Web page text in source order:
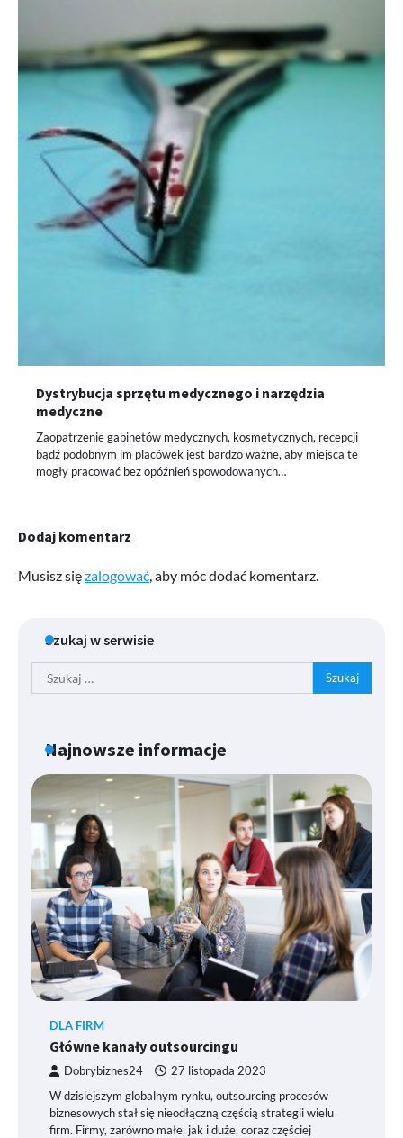
Dystrybucja sprzętu medycznego i narzędzia
medyczne
Zaopatrzenie gabinetów medycznych, kosmetycznych, recepcji
bądź podobnym im placówek jest bardzo ważne, aby miejsca te
mogły pracować bez opóźnień spowodowanych…
Dodaj komentarz
Musisz sięzalogować, aby móc dodać komentarz.
Szukaj w serwisie
Szukaj:
Najnowsze informacje
DLA FIRM
Główne kanały outsourcingu
Dobrybiznes24 27 listopada 2023
W dzisiejszym globalnym rynku, outsourcing procesów
biznesowych stał się nieodłączną częścią strategii wielu
firm. Firmy, zarówno małe, jak i duże, coraz częściej